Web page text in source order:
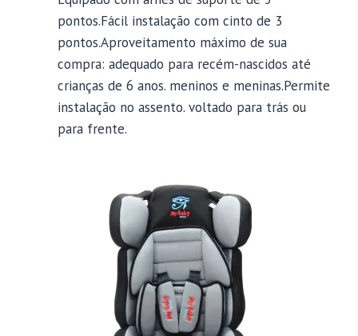
pontos.Fácil instalação com cinto de 3
pontos.Aproveitamento máximo de sua
compra: adequado para recém-nascidos até
crianças de 6 anos. meninos e meninas.Permite
instalação no assento. voltado para trás ou
para frente.